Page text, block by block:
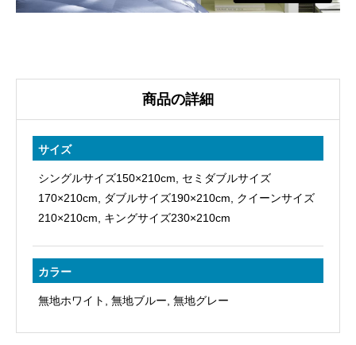
と
100％
ラ
ム
コ
サ
テ
ン
本
個
商品の詳細
サイズ
シングルサイズ150×210cm, セミダブルサイズ
170×210cm, ダブルサイズ190×210cm, クイーンサイズ
210×210cm, キングサイズ230×210cm
カラー
無地ホワイト, 無地ブルー, 無地グレー